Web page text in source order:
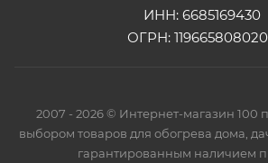
ИНН: 6685169430
ОГРН:
2007 - 2026 © Интернет-магазин 100
выбором товаров для обогрева дома,
гарантированным наличием